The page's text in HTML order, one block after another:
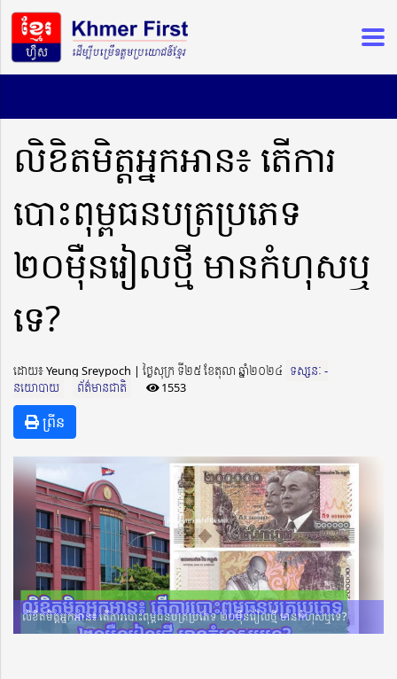
លិខិតមិត្តអ្នកអាន៖ តើការ
បោះពុម្ពធនបត្រប្រភេទ
២០ម៉ឺនរៀលថ្មី មានកំហុសឬ
ទេ?
ដោយ៖ Yeung Sreypoch ​​ | ថ្ងៃសុក្រ ទី២៥ ខែតុលា ឆ្នាំ២០២៤ ទស្សនៈ -
នយោបាយ
ព័ត៌មានជាតិ 1553
ព្រីន
លិខិតមិត្តអ្នកអាន៖ តើការបោះពុម្ពធនបត្រប្រភេទ ២០ម៉ឺនរៀលថ្មី មានកំហុសឬទេ?